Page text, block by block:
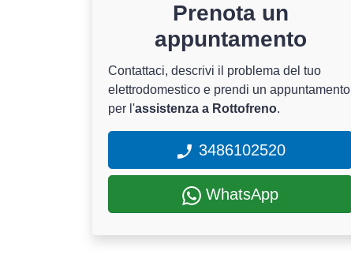
Prenota un
appuntamento
Contattaci, descrivi il problema del tuo
elettrodomestico e prendi un appuntamento
per l'assistenza a Rottofreno.
3486102520
WhatsApp